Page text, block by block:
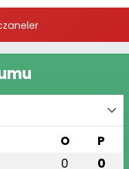
O P
0 0